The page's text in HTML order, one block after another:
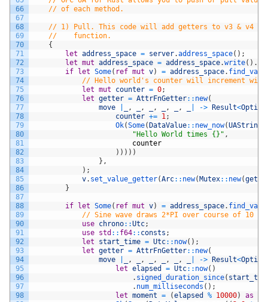
66
67
68
69
70
71
72
73
74
75
76
77
78
79
80
81
82
83
84
85
86
87
88
89
90
91
92
93
94
95
96
97
98
// of each method.
// 1) Pull. This code will add getters to v3 & v4
//    function.
{
let address_space = server.address_space( ) ;
let mut address_space = address_space.write( ) .
if
let Some( ref mut v) = address_space.
// Hello world's counter will increment with
let mut counter = 0;
let getter = AttrFnGetter:: new(
move
, , , , , -> Result<Option
counter += 1;
Ok(Some( DataValue:: new_now(UAString
"Hello World times {}" ,
counter
) ) ) ) )
} ,
) ;
v. set_value_getter(Arc:: new( Mutex:: new(
}
if let Some( ref mut v) = address_space.
// Sine wave draws 2*PI over course of 10
use chrono::Utc;
use std :: f64:: consts ;
let
start_time = Utc:: now( ) ;
let getter = AttrFnGetter:: new(
move
, , , , , -> Result<Option
let elapsed = Utc:: now( )
. signed_duration_since(
. num_milliseconds ( ) ;
let moment = (elapsed % 10000) as